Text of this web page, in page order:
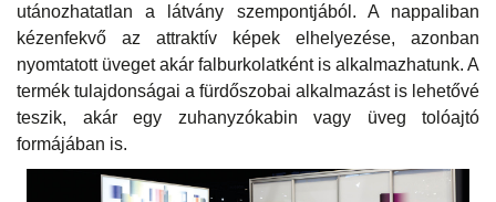
utánozhatatlan a látvány szempontjából. A nappaliban
kézenfekvő az attraktív képek elhelyezése, azonban
nyomtatott üveget akár falburkolatként is alkalmazhatunk. A
termék tulajdonságai a fürdőszobai alkalmazást is lehetővé
teszik, akár egy zuhanyzókabin vagy üveg tolóajtó
formájában is.